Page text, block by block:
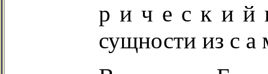
р и ч е с к и й
сущности из с а